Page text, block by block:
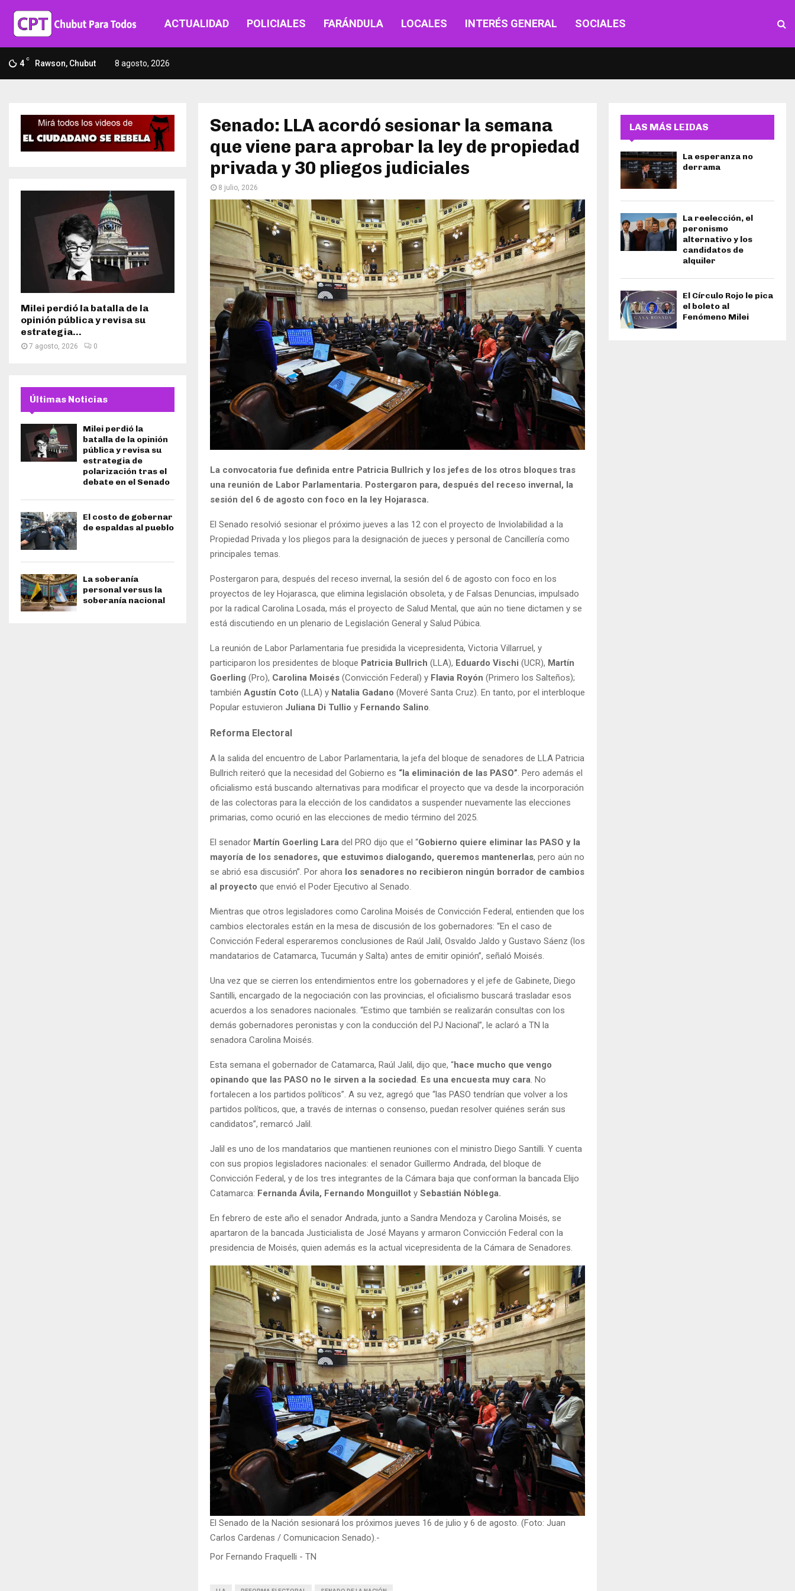
ACTUALIDAD POLICIALES FARÁNDULA LOCALES INTERÉS GENERAL SOCIALES
4 C Rawson, Chubut 8 agosto, 2026
Senado: LLA acordó sesionar la semana
que viene para aprobar la ley de propiedad
privada y 30 pliegos judiciales
8 julio, 2026
La convocatoria fue definida entre Patricia Bullrich y los jefes de los otros bloques tras
una reunión de Labor Parlamentaria. Postergaron para, después del receso invernal, la
sesión del 6 de agosto con foco en la ley Hojarasca.
El Senado resolvió sesionar el próximo jueves a las 12 con el proyecto de Inviolabilidad a la
Propiedad Privada y los pliegos para la designación de jueces y personal de Cancillería como
principales temas.
Postergaron para, después del receso invernal, la sesión del 6 de agosto con foco en los
proyectos de ley Hojarasca, que elimina legislación obsoleta, y de Falsas Denuncias, impulsado
por la radical Carolina Losada, más el proyecto de Salud Mental, que aún no tiene dictamen y se
está discutiendo en un plenario de Legislación General y Salud Púbica.
La reunión de Labor Parlamentaria fue presidida la vicepresidenta, Victoria Villarruel, y
participaron los presidentes de bloque Patricia Bullrich (LLA), Eduardo Vischi (UCR), Martín
Goerling (Pro), Carolina Moisés (Convicción Federal) y Flavia Royón (Primero los Salteños);
también Agustín Coto (LLA) y Natalia Gadano (Moveré Santa Cruz). En tanto, por el interbloque
Popular estuvieron Juliana Di Tullio y Fernando Salino.
Reforma Electoral
A la salida del encuentro de Labor Parlamentaria, la jefa del bloque de senadores de LLA Patricia
Bullrich reiteró que la necesidad del Gobierno es “la eliminación de las PASO”. Pero además el
oficialismo está buscando alternativas para modificar el proyecto que va desde la incorporación
de las colectoras para la elección de los candidatos a suspender nuevamente las elecciones
primarias, como ocurió en las elecciones de medio término del 2025.
El senador Martín Goerling Lara del PRO dijo que el “Gobierno quiere eliminar las PASO y la
mayoría de los senadores, que estuvimos dialogando, queremos mantenerlas, pero aún no
se abrió esa discusión”. Por ahora los senadores no recibieron ningún borrador de cambios
al proyecto que envió el Poder Ejecutivo al Senado.
Mientras que otros legisladores como Carolina Moisés de Convicción Federal, entienden que los
cambios electorales están en la mesa de discusión de los gobernadores: “En el caso de
Convicción Federal esperaremos conclusiones de Raúl Jalil, Osvaldo Jaldo y Gustavo Sáenz (los
mandatarios de Catamarca, Tucumán y Salta) antes de emitir opinión”, señaló Moisés.
Una vez que se cierren los entendimientos entre los gobernadores y el jefe de Gabinete, Diego
Santilli, encargado de la negociación con las provincias, el oficialismo buscará trasladar esos
acuerdos a los senadores nacionales. “Estimo que también se realizarán consultas con los
demás gobernadores peronistas y con la conducción del PJ Nacional”, le aclaró a TN la
senadora Carolina Moisés.
Esta semana el gobernador de Catamarca, Raúl Jalil, dijo que, “hace mucho que vengo
opinando que las PASO no le sirven a la sociedad . Es una encuesta muy cara. No
fortalecen a los partidos políticos”. A su vez, agregó que “las PASO tendrían que volver a los
partidos políticos, que, a través de internas o consenso, puedan resolver quiénes serán sus
candidatos”, remarcó Jalil.
Jalil es uno de los mandatarios que mantienen reuniones con el ministro Diego Santilli. Y cuenta
con sus propios legisladores nacionales: el senador Guillermo Andrada, del bloque de
Convicción Federal, y de los tres integrantes de la Cámara baja que conforman la bancada Elijo
Catamarca: Fernanda Ávila, Fernando Monguillot y Sebastián Nóblega.
En febrero de este año el senador Andrada, junto a Sandra Mendoza y Carolina Moisés, se
apartaron de la bancada Justicialista de José Mayans y armaron Convicción Federal con la
presidencia de Moisés, quien además es la actual vicepresidenta de la Cámara de Senadores.
El Senado de la Nación sesionará los próximos jueves 16 de julio y 6 de agosto. (Foto: Juan
Carlos Cardenas / Comunicacion Senado).-
Por Fernando Fraquelli - TN
Milei perdió la batalla de la
opinión pública y revisa su
estrategia...
7 agosto, 2026 0
Últimas Noticias
Milei perdió la
batalla de la opinión
pública y revisa su
estrategia de
polarización tras el
debate en el Senado
El costo de gobernar
de espaldas al pueblo
La soberanía
personal versus la
soberanía nacional
LAS MÁS LEIDAS
La esperanza no
derrama
La reelección, el
peronismo
alternativo y los
candidatos de
alquiler
El Círculo Rojo le pica
el boleto al
Fenómeno Milei